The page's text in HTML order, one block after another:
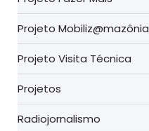
Projeto Mobiliz@mazônia
Projeto Visita Técnica
Projetos
Radiojornalismo